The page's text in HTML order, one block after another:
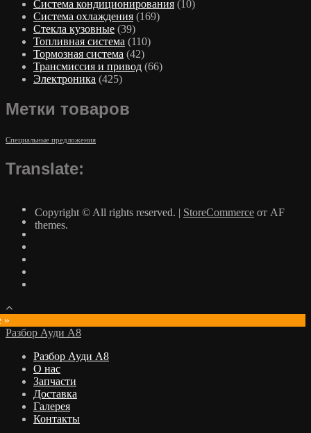
Система кондиционирования (10)
Система охлаждения (169)
Стекла кузовные (39)
Топливная система (110)
Тормозная система (42)
Трансмиссия и привод (66)
Электроника (425)
Метки товаров
Специальные предложения
Translate:
Copyright © All rights reserved. | StoreCommerce от AF
themes.
»
Разбор Ауди А8
Разбор Ауди А8
О нас
Запчасти
Доставка
Галерея
Контакты